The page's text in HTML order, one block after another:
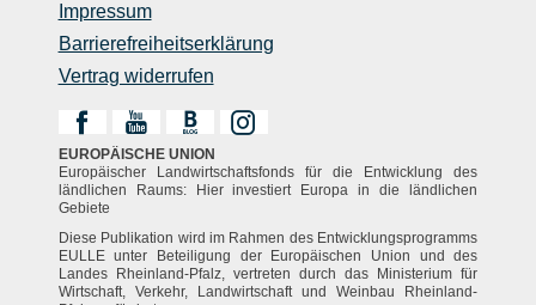
Impressum
Barrierefreiheitserklärung
Vertrag widerrufen
EUROPÄISCHE UNION
Europäischer Landwirtschaftsfonds für die Entwicklung des
ländlichen Raums: Hier investiert Europa in die ländlichen
Gebiete
Diese Publikation wird im Rahmen des Entwicklungsprogramms
EULLE unter Beteiligung der Europäischen Union und des
Landes Rheinland-Pfalz, vertreten durch das Ministerium für
Wirtschaft, Verkehr, Landwirtschaft und Weinbau Rheinland-